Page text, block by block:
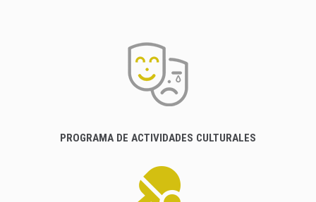
PROGRAMA DE ACTIVIDADES CULTURALES